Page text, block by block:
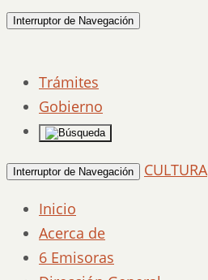
Interruptor de Navegación
Trámites
Gobierno
Interruptor de Navegación
CULTURA
Inicio
Acerca de
6 Emisoras